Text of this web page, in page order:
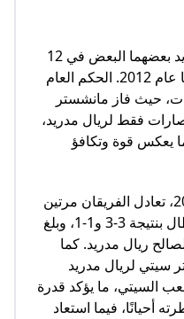
واجه مانشستر سيتي وريال مدريد بعضهما البعض في 12
مباراة رسمية منذ أول لقاء بينهما عام 2012. الحكم العام
حيث فاز مانشستر
4 مباريات مقابل 3 انتصارات فقط لريال مدريد،
ما يعكس قوة وتكافؤ
على سبيل المثال، في أبريل 2024، تعادل الفريقان مرتين
في مباراتي ربع نهائي دوري الأبطال بنتيجة 3-3 و1-1، وبلغ
ريال مدريد. كما
مانشستر سيتي لريال مدريد
السيتي، ما يؤكد قدرة
أحيانًا، فيما استعاد